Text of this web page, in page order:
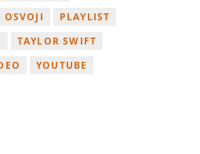
OSVOJI
PLAYLIST
TAYLOR SWIFT
YOUTUBE